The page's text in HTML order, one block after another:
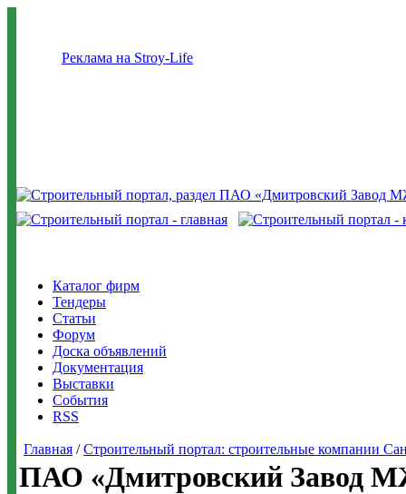
Реклама на Stroy-Life
Каталог фирм
Тендеры
Статьи
Форум
Доска объявлений
Документация
Выставки
События
RSS
Главная /Строительный портал: строительные компании
ПАО «Дмитровский Завод